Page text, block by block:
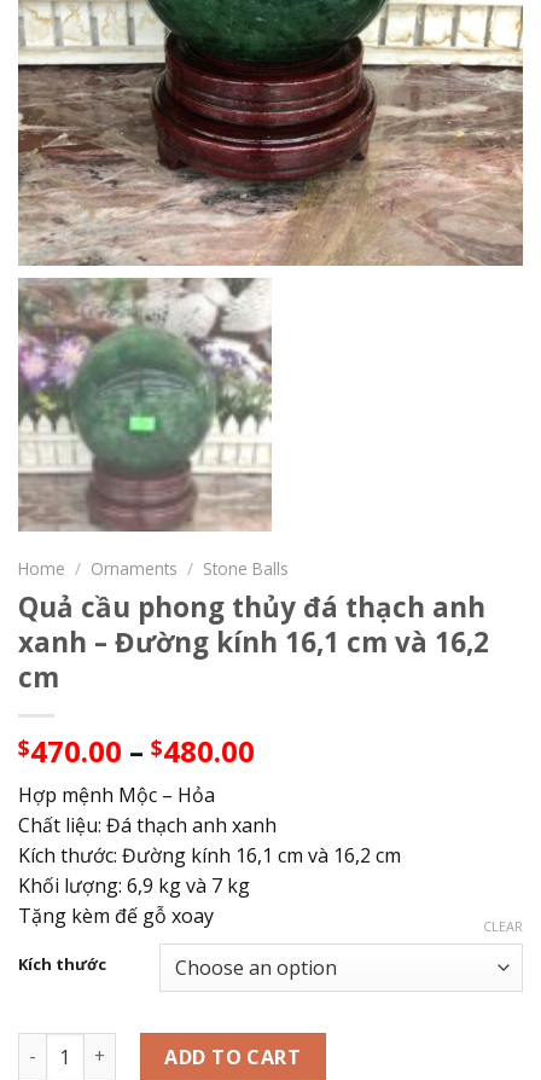
Home / Ornaments / Stone Balls
Quả cầu phong thủy đá thạch anh
xanh – Đường kính 16,1 cm và 16,2
cm
$470.00 – $480.00
$470.00
through
$480.00
Hợp mệnh Mộc – Hỏa
Chất liệu: Đá thạch anh xanh
Kích thước: Đường kính 16,1 cm và 16,2 cm
Khối lượng: 6,9 kg và 7 kg
Tặng kèm đế gỗ xoay
Kích thước
CLEAR
Quả cầu phong thủy đá thạch anh xanh - Đường kính 16,1
ADD TO CART